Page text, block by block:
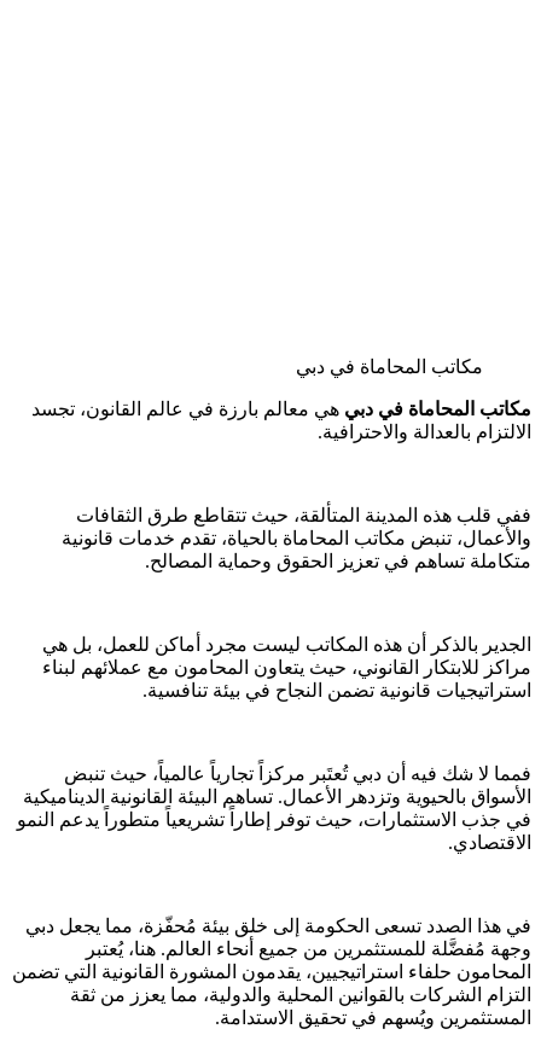
مكاتب المحاماة في دبي
مكاتب المحاماة في دبي هي معالم بارزة في عالم القانون، تجسد
الالتزام بالعدالة والاحترافية.
ففي قلب هذه المدينة المتألقة، حيث تتقاطع طرق الثقافات
والأعمال، تنبض مكاتب المحاماة بالحياة، تقدم خدمات قانونية
متكاملة تساهم في تعزيز الحقوق وحماية المصالح.
الجدير بالذكر أن هذه المكاتب ليست مجرد أماكن للعمل، بل هي
مراكز للابتكار القانوني، حيث يتعاون المحامون مع عملائهم لبناء
استراتيجيات قانونية تضمن النجاح في بيئة تنافسية.
فمما لا شك فيه أن دبي تُعتَبر مركزاً تجارياً عالمياً، حيث تنبض
الأسواق بالحيوية وتزدهر الأعمال. تساهم البيئة القانونية الديناميكية
في جذب الاستثمارات، حيث توفر إطاراً تشريعياً متطوراً يدعم النمو
الاقتصادي.
في هذا الصدد تسعى الحكومة إلى خلق بيئة مُحفّزة، مما يجعل دبي
وجهة مُفضَّلة للمستثمرين من جميع أنحاء العالم. هنا، يُعتبر
المحامون حلفاء استراتيجيين، يقدمون المشورة القانونية التي تضمن
التزام الشركات بالقوانين المحلية والدولية، مما يعزز من ثقة
المستثمرين ويُسهم في تحقيق الاستدامة.